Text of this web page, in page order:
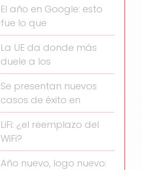
El año en Google: esto
fue lo que
La UE da donde más
duele a los
Se presentan nuevos
casos de éxito en
LiFi: ¿el reemplazo del
WiFi?
Año nuevo, logo nuevo: